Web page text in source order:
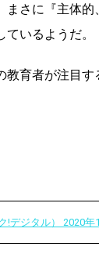
まさに『主体
いるようだ。
教育者が注目す
!デジタル） 2020年